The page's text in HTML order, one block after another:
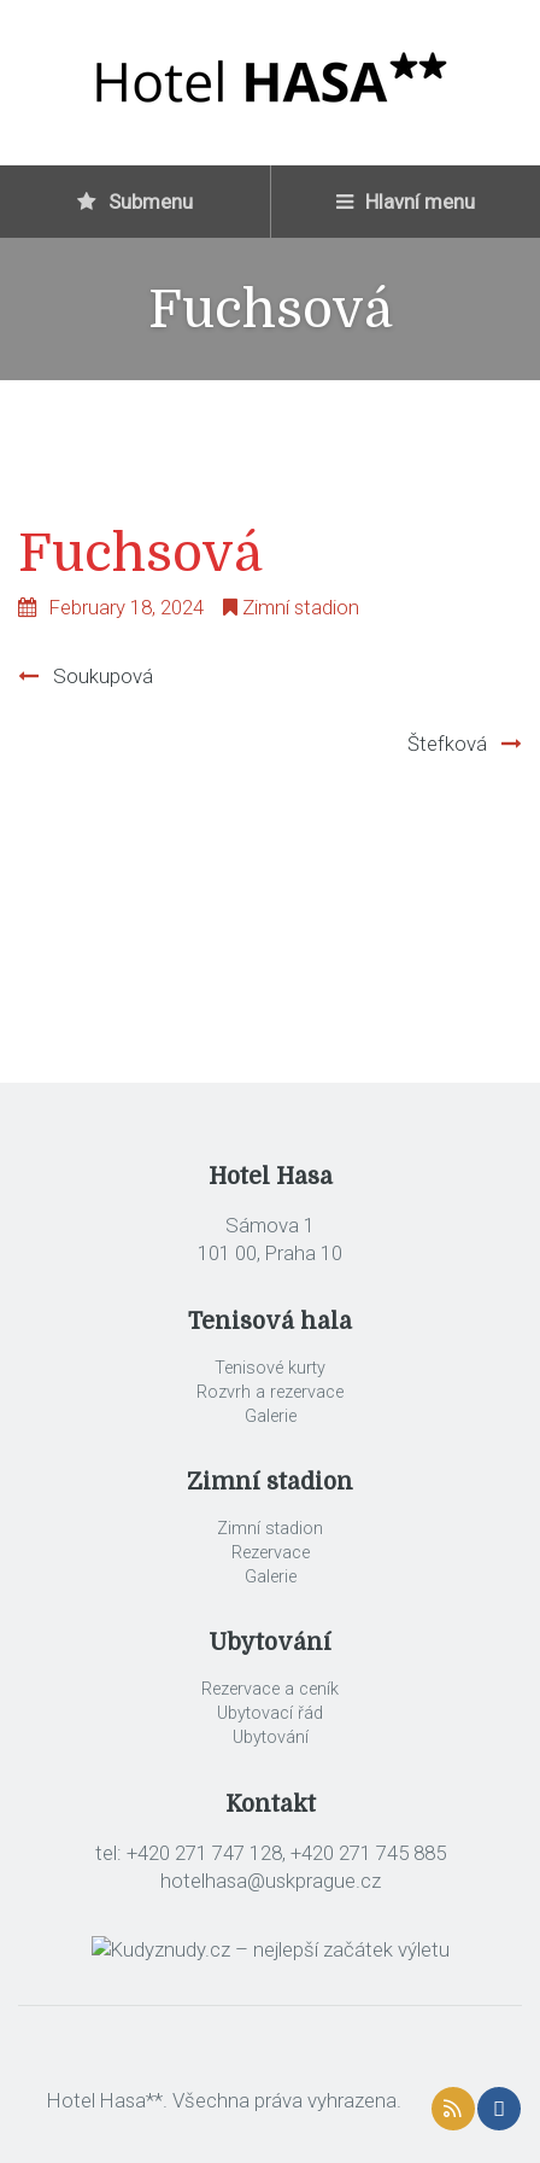
Submenu Hlavní menu
Fuchsová
Fuchsová
February 18, 2024 Zimní stadion
Soukupová
Štefková
Hotel Hasa
Sámova 1
101 00, Praha 10
Tenisová hala
Tenisové kurty
Rozvrh a rezervace
Galerie
Zimní stadion
Zimní stadion
Rezervace
Galerie
Ubytování
Rezervace a ceník
Ubytovací řád
Ubytování
Kontakt
tel: +420 271 747 128, +420 271 745 885
hotelhasa@uskprague.cz
Hotel Hasa**. Všechna práva vyhrazena.